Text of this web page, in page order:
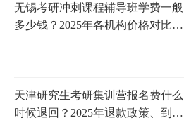
无锡考研冲刺课程辅导班学费一般
多少钱？2025年各机构价格对比与
天津研究生考研集训营报名费什么
时候退回？2025年退款政策、到账